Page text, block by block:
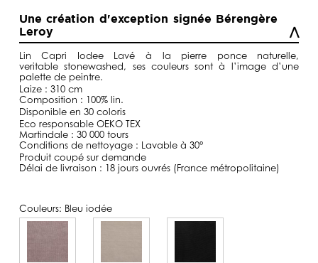
5,00€
Une création d'exception signée Bérengère
Leroy
Lin Capri Iodee Lavé à la pierre ponce naturelle,
veritablestonewashed, ses couleurs sont à l’image d’une
palette de peintre.
Laize : 310 cm
Composition : 100% lin.
Disponible en 30 coloris
Eco responsable OEKO TEX
Martindale : 30 000 tours
Conditions de nettoyage : Lavable à 30°
Produit coupé sur demande
Délai de livraison : 18 jours ouvrés (France métropolitaine)
Couleurs: Bleu iodée